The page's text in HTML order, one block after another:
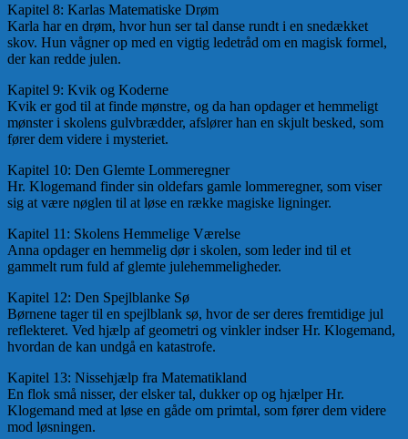
Kapitel 8: Karlas Matematiske Drøm
Karla har en drøm, hvor hun ser tal danse rundt i en snedækket
skov. Hun vågner op med en vigtig ledetråd om en magisk formel,
der kan redde julen.
Kapitel 9: Kvik og Koderne
Kvik er god til at finde mønstre, og da han opdager et hemmeligt
mønster i skolens gulvbrædder, afslører han en skjult besked, som
fører dem videre i mysteriet.
Kapitel 10: Den Glemte Lommeregner
Hr. Klogemand finder sin oldefars gamle lommeregner, som viser
sig at være nøglen til at løse en række magiske ligninger.
Kapitel 11: Skolens Hemmelige Værelse
Anna opdager en hemmelig dør i skolen, som leder ind til et
gammelt rum fuld af glemte julehemmeligheder.
Kapitel 12: Den Spejlblanke Sø
Børnene tager til en spejlblank sø, hvor de ser deres fremtidige jul
reflekteret. Ved hjælp af geometri og vinkler indser Hr. Klogemand,
hvordan de kan undgå en katastrofe.
Kapitel 13: Nissehjælp fra Matematikland
En flok små nisser, der elsker tal, dukker op og hjælper Hr.
Klogemand med at løse en gåde om primtal, som fører dem videre
mod løsningen.